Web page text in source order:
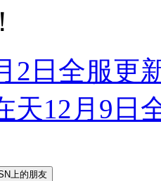
2日全服更
天12月9日
上的朋友